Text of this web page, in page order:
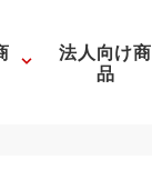
法人向け商
品